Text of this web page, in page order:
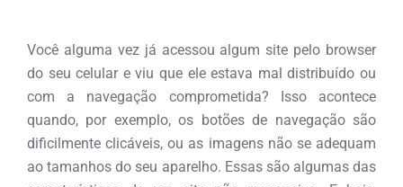
Você alguma vez já acessou algum site pelo browser
do seu celular e viu que ele estava mal distribuído ou
com a navegação comprometida? Isso acontece
quando, por exemplo, os botões de navegação são
dificilmente clicáveis, ou as imagens não se adequam
ao tamanhos do seu aparelho. Essas são algumas das